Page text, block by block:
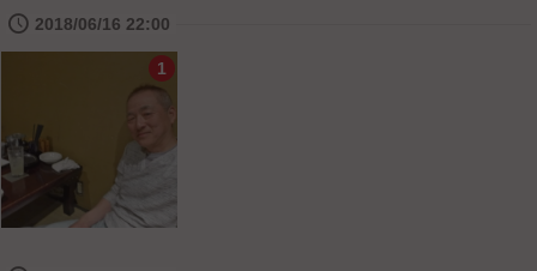
🕔 2018/06/16 22:00
1